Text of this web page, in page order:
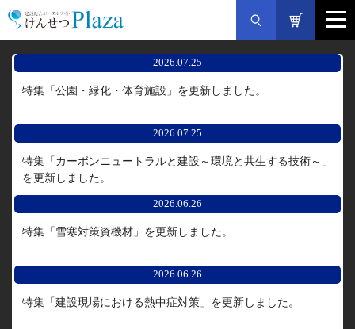
2026.07.25
特集「公園・緑化・体育施設」を更新しました。
2026.07.25
特集「カーボンニュートラルと建設～環境と共生する技術～」
を更新しました。
2026.06.26
特集「雪寒対策資機材」を更新しました。
2026.06.26
特集「建設現場における熱中症対策」を更新しました。